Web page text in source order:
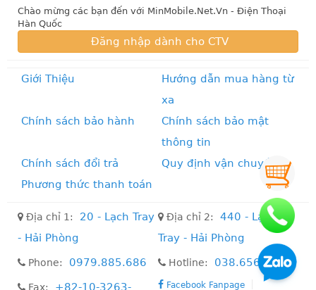
Chào mừng các bạn đến với MinMobile.Net.Vn - Điện Thoại
Hàn Quốc
Đăng nhập dành cho CTV
Giới Thiệu
Hướng dẫn mua hàng từ
xa
Chính sách bảo hành
Chính sách bảo mật
thông tin
Chính sách đổi trả
Quy định vận chuyển
Phương thức thanh toán
Địa chỉ 1:
20 - Lạch Tray
- Hải Phòng
Địa chỉ 2:
440 - Lạch
Tray - Hải Phòng
Phone: 0979.885.686 Hotline: 038.656.7777
Fax: +82-10-3263- Facebook Fanpage